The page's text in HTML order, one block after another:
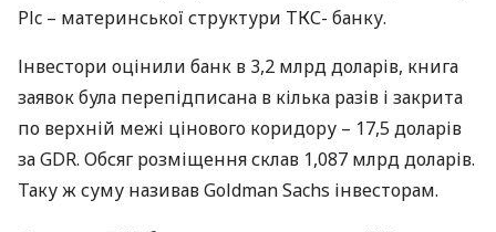
Plc – материнської структури ТКС- банку.
Інвестори оцінили банк в 3,2 млрд доларів, книга
заявок була перепідписана в кілька разів і закрита
по верхній межі цінового коридору – 17,5 доларів
заGDR. Обсяг розміщення склав 1,087 млрд доларів.
Таку ж суму називав Goldman Sachs інвесторам.